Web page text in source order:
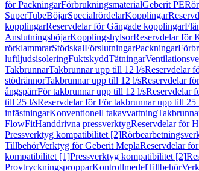
för PackningarFörbrukningsmaterialGeberit PERör
SuperTubeBöjarSpecialrördelarKopplingar
kopplingarReservdelar för Gängade kopplingar
AnslutningsböjarKopplingshylsorReservdelar för
rörklammrarStödskalFörslutningarPackningar
luftljudsisoleringFuktskyddTätningar
TakbrunnarTakbrunnar upp till 12 l/sReservdelar
stödrännorTakbrunnar upp till 12 l/sReservdelar
ångspärrFör takbrunnar upp till 12 l/sReservdelar
till 25 l/sReservdelar för För takbrunnar upp till 25
infästningarKonventionell takavvattning
FlowFitHanddrivna pressverktygReservdelar för
Pressverktyg kompatibilitet [2]
TillbehörVerktyg för Geberit MeplaReservdelar
kompatibilitet [1]Pressverktyg kompatibilitet [2]
ProvtryckningspropparKontrollmedelTillbehör